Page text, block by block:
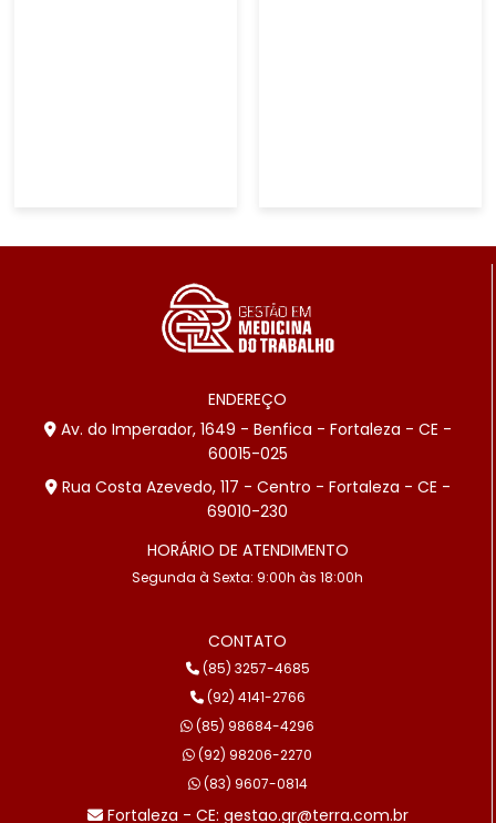
ENDEREÇO
Av. do Imperador, 1649 - Benfica - Fortaleza - CE -
60015-025
Rua Costa Azevedo, 117 - Centro - Fortaleza - CE -
69010-230
HORÁRIO DE ATENDIMENTO
Segunda à Sexta: 9:00h às 18:00h
CONTATO
(85) 3257-4685
(92) 4141-2766
(85) 98684-4296
(92) 98206-2270
(83) 9607-0814
Fortaleza - CE: gestao.gr@terra.com.br